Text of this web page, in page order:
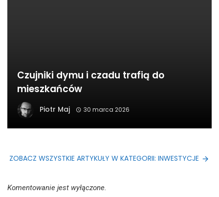
Czujniki dymu i czadu trafią do
mieszkańców
Piotr Maj 30 marca 2026
ZOBACZ WSZYSTKIE ARTYKUŁY W KATEGORII: INWESTYCJE
Komentowanie jest wyłączone.